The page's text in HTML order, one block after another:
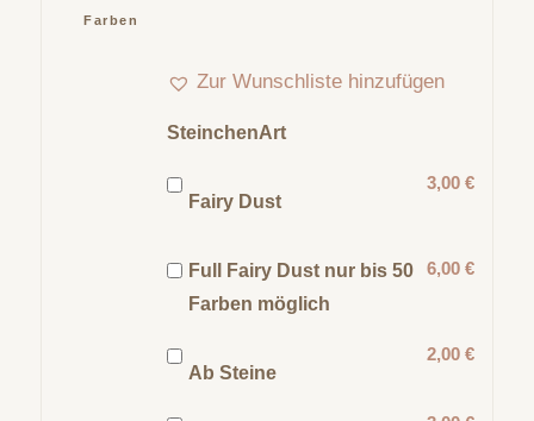
Farben
Zur Wunschliste hinzufügen
SteinchenArt
Fairy Dust
3,00 €
Full Fairy Dust nur bis 50
Farben möglich
6,00 €
Ab Steine
2,00 €